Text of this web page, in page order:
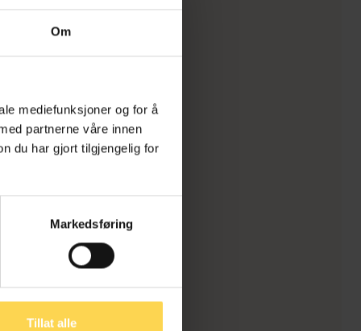
Om
mediefunksjoner og for å
partnerne våre innen
du har gjort tilgjengelig for
Markedsføring
Tillat alle